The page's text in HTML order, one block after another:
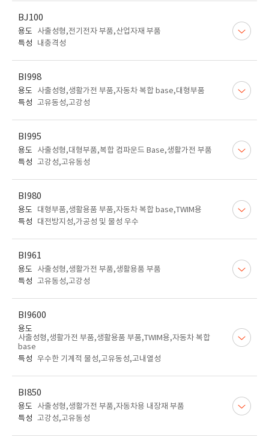
BJ100
용도
사출성형,전기전자 부품,산업자재 부품
특성
내충격성
BI998
용도
사출성형,생활가전 부품,자동차 복합 base,대형부품
특성 고유동성,고강성
BI995
용도
사출성형,대형부품,복합 컴파운드 Base,생활가전 부품
특성 고강성,고유동성
BI980
용도
대형부품,생활용품 부품,자동차 복합 base,TWIM용
특성
대전방지성,가공성 및 물성 우수
BI961
용도
사출성형,생활가전 부품,생활용품 부품
특성 고유동성,고강성
BI9600
용도
사출성형,생활가전 부품,생활용품 부품,TWIM용,자동차 복합
base
특성 우수한 기계적 물성,고유동성,고내열성
BI850
용도
사출성형,생활가전 부품,자동차용 내장재 부품
특성 고강성,고유동성